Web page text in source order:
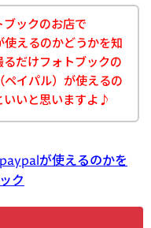
ックのお店で
えるのかどうかを知
だけフォトブックの
イパル）が使えるの
いいと思いますよ♪
が使えるのかを
ク